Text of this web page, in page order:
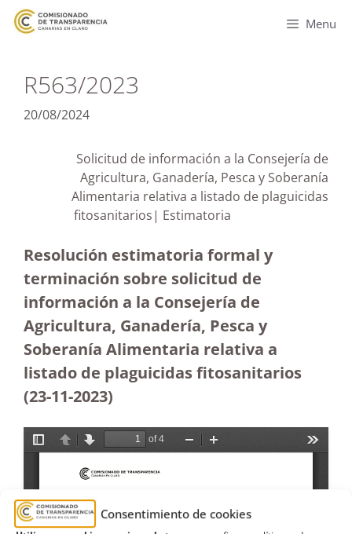
Consentimiento de cookies
Menu
R563/2023
20/08/2024
Solicitud de información a la Consejería de
Agricultura, Ganadería, Pesca y Soberanía
Alimentaria relativa a listado de plaguicidas
fitosanitarios| Estimatoria
Resolución estimatoria formal y
terminación sobre solicitud de
información a la Consejería de
Agricultura, Ganadería, Pesca y
Soberanía Alimentaria relativa a
listado de plaguicidas fitosanitarios
(23-11-2023)